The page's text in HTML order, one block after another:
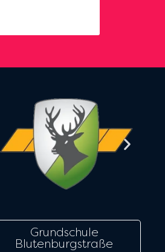
Grundschule
Blutenburgstraße